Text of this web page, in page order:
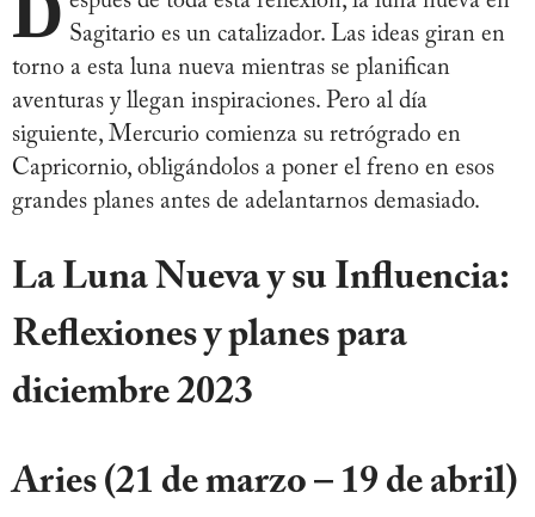
Sagitario es un catalizador. Las ideas giran en
torno a esta luna nueva mientras se planifican
aventuras y llegan inspiraciones. Pero al día
siguiente, Mercurio comienza su retrógrado en
Capricornio, obligándolos a poner el freno en esos
grandes planes antes de adelantarnos demasiado.
La Luna Nueva y su Influencia:
Reflexiones y planes para
diciembre 2023
Aries (21 de marzo – 19 de abril)